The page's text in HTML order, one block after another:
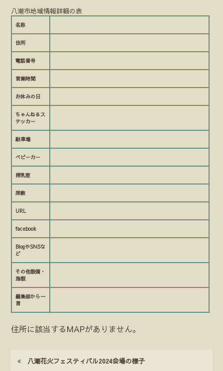
八潮市地域情報詳細の表
名称
住所
電話番号
営業時間
お休みの日
ちゃんねるス
テッカー
駐車場
ベビーカー
授乳室
席数
URL
facebook
BlogやSNSな
ど
その他設備・
施設
編集部から一
言
住所に該当するMAPがありません。
八潮花火フェスティバル2024会場の様子